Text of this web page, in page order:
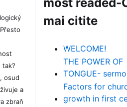
tak?
osud
a
zbraň
mai citite
WELCOME!
THE POWER OF
TONGUE-
Factors for
growth in first